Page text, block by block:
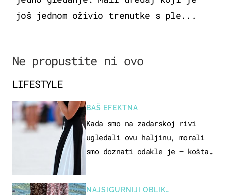
još jednom oživio trenutke s ple...
Ne propustite ni ovo
LIFESTYLE
BAŠ EFEKTNA
Kada smo na zadarskoj rivi
ugledali ovu haljinu, morali
smo doznati odakle je – košta
NAJSIGURNIJI OBLIK